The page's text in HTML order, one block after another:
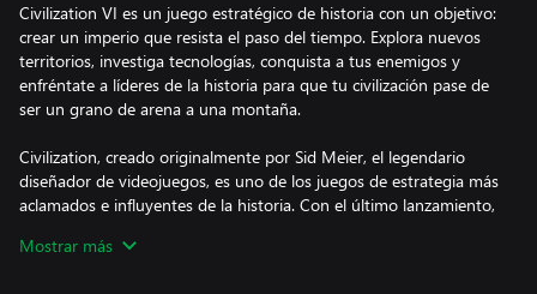
Civilization VI es un juego estratégico de historia con un objetivo:
crear un imperio que resista el paso del tiempo. Explora nuevos
territorios, investiga tecnologías, conquista a tus enemigos y
enfréntate a líderes de la historia para que tu civilización pase de
ser un grano de arena a una montaña.
Civilization, creado originalmente por Sid Meier, el legendario
diseñador de videojuegos, es uno de los juegos de estrategia más
aclamados e influyentes de la historia. Con el último lanzamiento,
Elige a un líder y completa agendas inspiradas en sus
Mostrar más